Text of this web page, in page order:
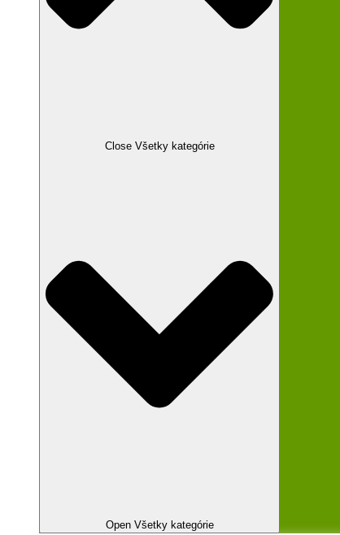
Close Všetky kategórie
Open Všetky kategórie